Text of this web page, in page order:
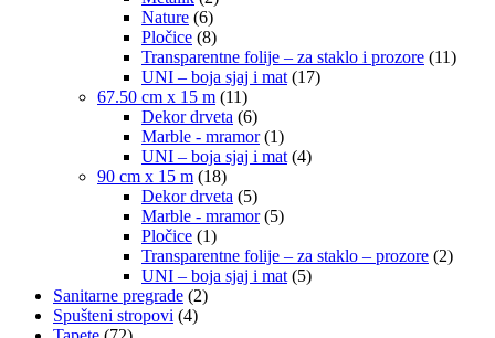
Nature (6)
Pločice (8)
Transparentne folije – za staklo i prozore (11)
UNI – boja sjaj i mat (17)
67.50 cm x 15 m (11)
Dekor drveta (6)
Marble - mramor (1)
UNI – boja sjaj i mat (4)
90 cm x 15 m (18)
Dekor drveta (5)
Marble - mramor (5)
Pločice (1)
Transparentne folije – za staklo – prozore (2)
UNI – boja sjaj i mat (5)
Sanitarne pregrade (2)
Spušteni stropovi (4)